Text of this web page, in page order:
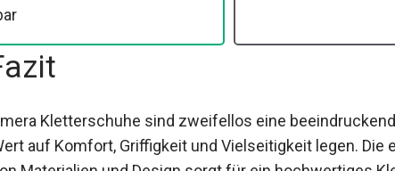
Kletterschuhe sind zweifellos eine
auf Komfort, Griffigkeit und Vielseitigkeit legen. Die
Materialien und Design sorgt für ein hochwertiges